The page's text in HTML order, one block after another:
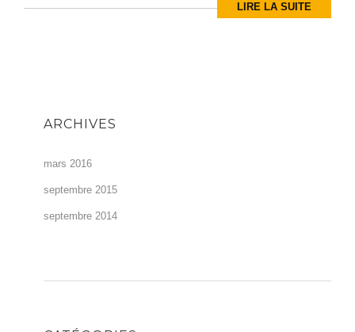
LIRE LA SUITE
ARCHIVES
mars 2016
septembre 2015
septembre 2014